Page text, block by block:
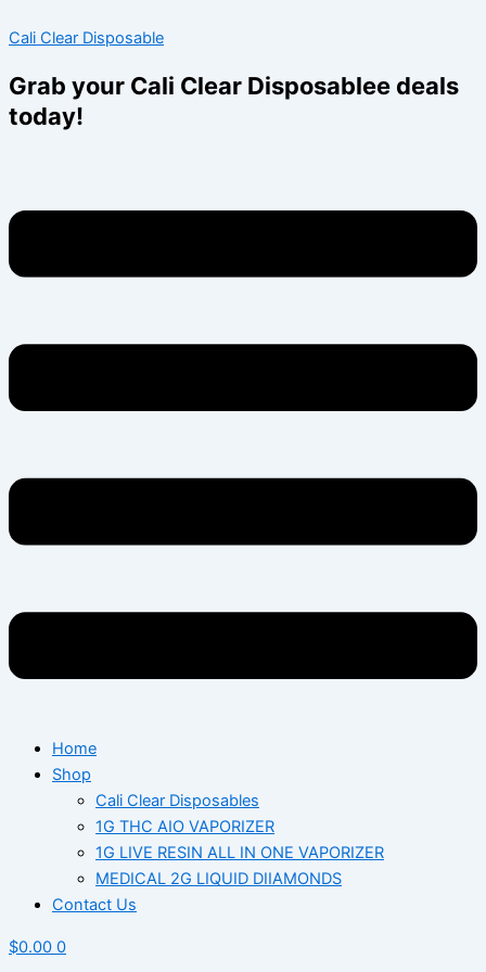
to
Cali Clear Disposable
Grab your Cali Clear Disposablee deals
today!
Home
Shop
Cali Clear Disposables
1G THC AIO VAPORIZER
1G LIVE RESIN ALL IN ONE VAPORIZER
MEDICAL 2G LIQUID DIIAMONDS
Contact Us
$0.00 0